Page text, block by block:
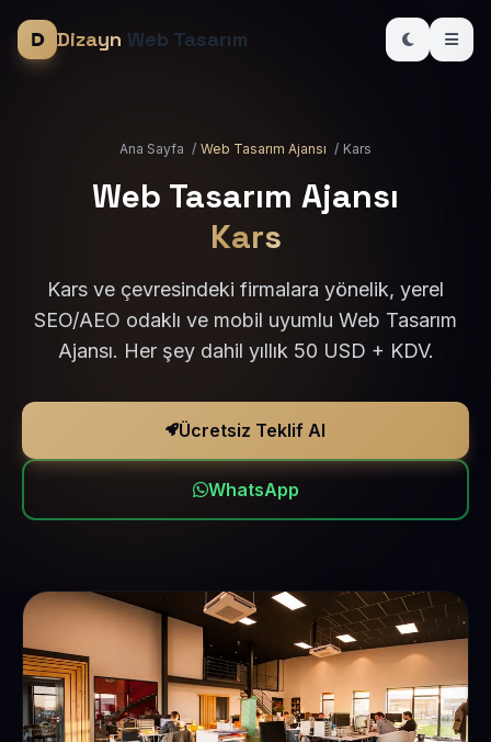
Dizayn Web Tasarım
Ana Sayfa / Web Tasarım Ajansı / Kars
Web Tasarım Ajansı
Kars
Kars ve çevresindeki firmalara yönelik, yerel
SEO/AEO odaklı ve mobil uyumlu Web Tasarım
Ajansı. Her şey dahil yıllık 50 USD + KDV.
Ücretsiz Teklif Al
WhatsApp